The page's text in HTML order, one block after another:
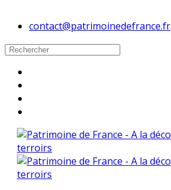
contact@patrimoinedefrance.fr